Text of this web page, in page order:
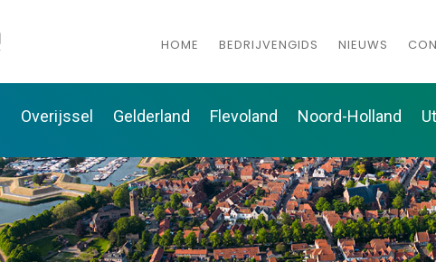
HOME BEDRIJVENGIDS NIEUWS
Overijssel Gelderland Flevoland Noord-Holland